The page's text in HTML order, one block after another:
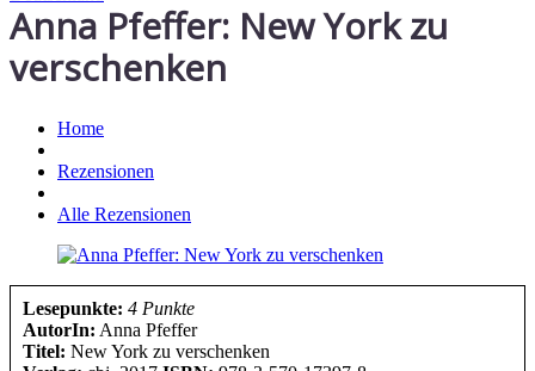
Anna Pfeffer: New York zu
verschenken
Home
Rezensionen
Alle Rezensionen
Lesepunkte: 4 Punkte
AutorIn: Anna Pfeffer
Titel: New York zu verschenken